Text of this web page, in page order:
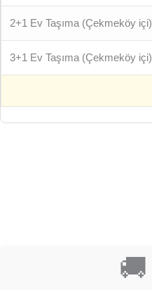
2+1 Ev Taşıma (Çekmeköy içi)
3+1 Ev Taşıma (Çekmeköy içi)
🚚